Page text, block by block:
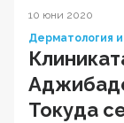
10 юни 2020
Дерматология
Токуда